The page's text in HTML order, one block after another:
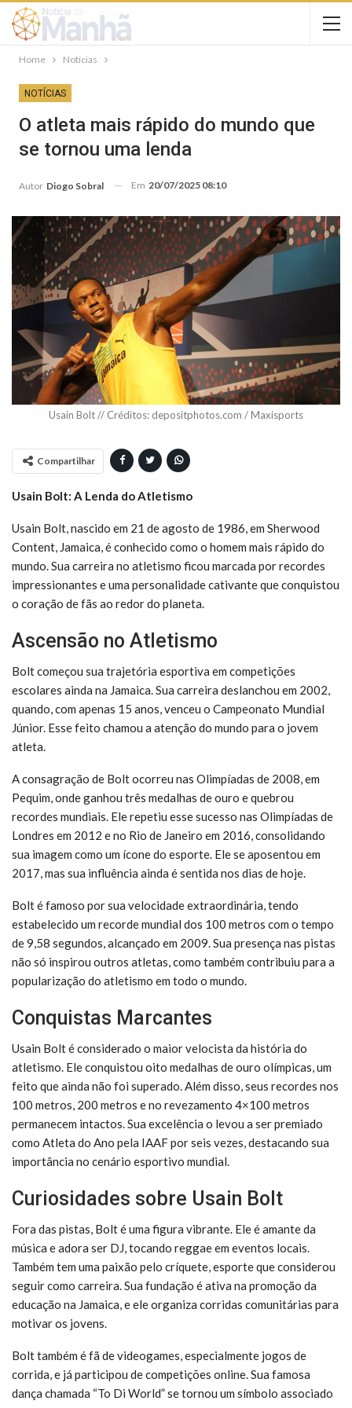
Home Notícias
NOTÍCIAS
O atleta mais rápido do mundo que
se tornou uma lenda
Autor Diogo Sobral Em 20/07/2025 08:10
Usain Bolt // Créditos: depositphotos.com / Maxisports
Compartilhar
Usain Bolt: A Lenda do Atletismo
Usain Bolt, nascido em 21 de agosto de 1986, em Sherwood
Content, Jamaica, é conhecido como o homem mais rápido do
mundo. Sua carreira no atletismo ficou marcada por recordes
impressionantes e uma personalidade cativante que conquistou
o coração de fãs ao redor do planeta.
Ascensão no Atletismo
Bolt começou sua trajetória esportiva em competições
escolares ainda na Jamaica. Sua carreira deslanchou em 2002,
quando, com apenas 15 anos, venceu o Campeonato Mundial
Júnior. Esse feito chamou a atenção do mundo para o jovem
atleta.
A consagração de Bolt ocorreu nas Olimpíadas de 2008, em
Pequim, onde ganhou três medalhas de ouro e quebrou
recordes mundiais. Ele repetiu esse sucesso nas Olimpíadas de
Londres em 2012 e no Rio de Janeiro em 2016, consolidando
sua imagem como um ícone do esporte. Ele se aposentou em
2017, mas sua influência ainda é sentida nos dias de hoje.
Bolt é famoso por sua velocidade extraordinária, tendo
estabelecido um recorde mundial dos 100 metros com o tempo
de 9,58 segundos, alcançado em 2009. Sua presença nas pistas
não só inspirou outros atletas, como também contribuiu para a
popularização do atletismo em todo o mundo.
Conquistas Marcantes
Usain Bolt é considerado o maior velocista da história do
atletismo. Ele conquistou oito medalhas de ouro olímpicas, um
feito que ainda não foi superado. Além disso, seus recordes nos
100 metros, 200 metros e no revezamento 4×100 metros
permanecem intactos. Sua excelência o levou a ser premiado
como Atleta do Ano pela IAAF por seis vezes, destacando sua
importância no cenário esportivo mundial.
Curiosidades sobre Usain Bolt
Fora das pistas, Bolt é uma figura vibrante. Ele é amante da
música e adora ser DJ, tocando reggae em eventos locais.
Também tem uma paixão pelo críquete, esporte que considerou
seguir como carreira. Sua fundação é ativa na promoção da
educação na Jamaica, e ele organiza corridas comunitárias para
motivar os jovens.
Bolt também é fã de videogames, especialmente jogos de
corrida, e já participou de competições online. Sua famosa
dança chamada “To Di World” se tornou um símbolo associado